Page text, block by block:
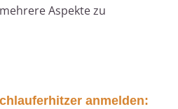
Aspekte zu
anmelden: